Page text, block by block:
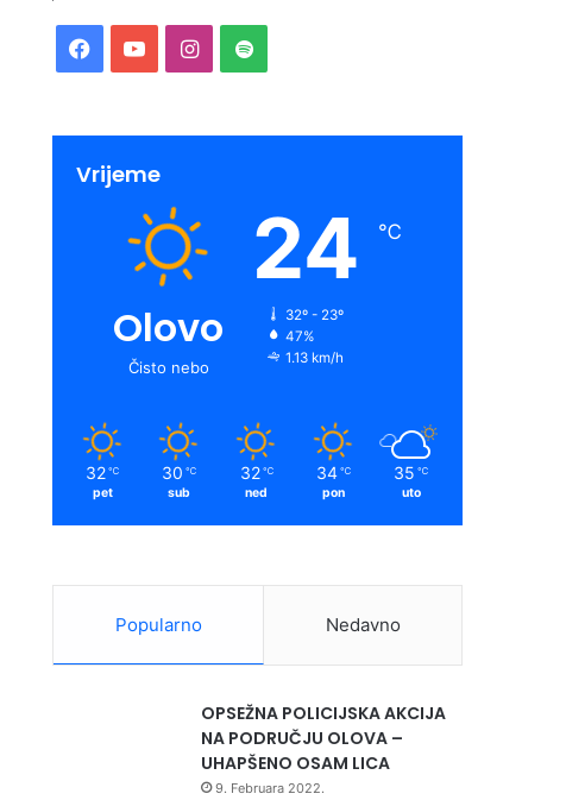
Facebook
YouTubeInstagram
Spotify
Vrijeme
Olovo
Čisto nebo
24 ℃
32º - 23º
47%
1.13 km/h
32 ℃
pet
30 ℃
sub
32 ℃
ned
34 ℃
pon
35 ℃
uto
Popularno Nedavno
OPSEŽNA POLICIJSKA AKCIJA
NA PODRUČJU OLOVA –
UHAPŠENO OSAM LICA
9. Februara 2022.